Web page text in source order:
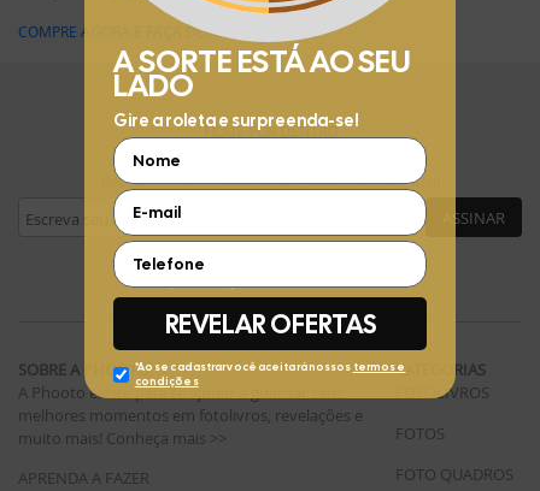
COMPRE AGORA E FAÇA DEPOIS
FIQUE POR DENTRO
Receba ofertas exclusivas da Phooto no seu e-mail
ASSINAR
SIGA A PHOOTO
SOBRE A PHOOTO
A Phooto existe para te ajudar a guardar seus
melhores momentos em fotolivros, revelações e
muito mais! Conheça mais >>
APRENDA A FAZER
CATEGORIAS
FOTOLIVROS
FOTOS
FOTO QUADROS